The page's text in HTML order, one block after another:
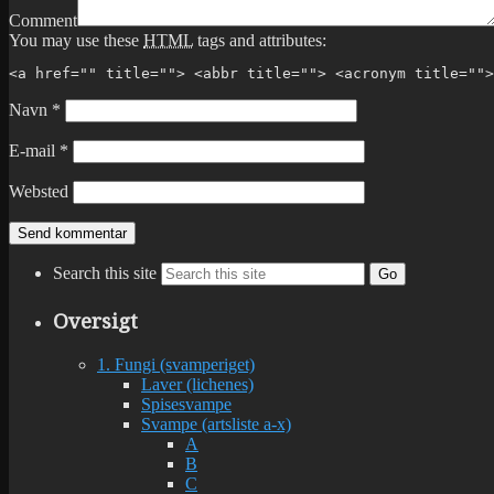
Comment
You may use these HTML tags and attributes:
<a href="" title=""> <abbr title=""> <acronym title="">
Navn *
E-mail *
Websted
Search this site Go
Oversigt
1. Fungi (svamperiget)
Laver (lichenes)
Spisesvampe
Svampe (artsliste a-x)
A
B
C